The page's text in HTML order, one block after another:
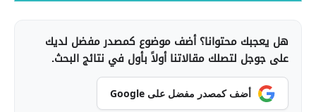
هل يعجبك محتوانا؟ أضف موضوع كمصدر مفضل لديك
على جوجل لتصلك مقالاتنا أولاً بأول في نتائج البحث.
أضف كمصدر مفضل على Google